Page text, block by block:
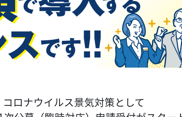
コロナウイルス景気対策として